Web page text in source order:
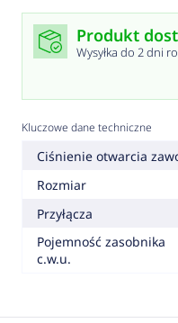
Produkt
Wysyłka do 2 dni
Kluczowe dane techniczne
Ciśnienie otwarcia
Rozmiar
Przyłącza
Pojemność zasobnika
c.w.u.